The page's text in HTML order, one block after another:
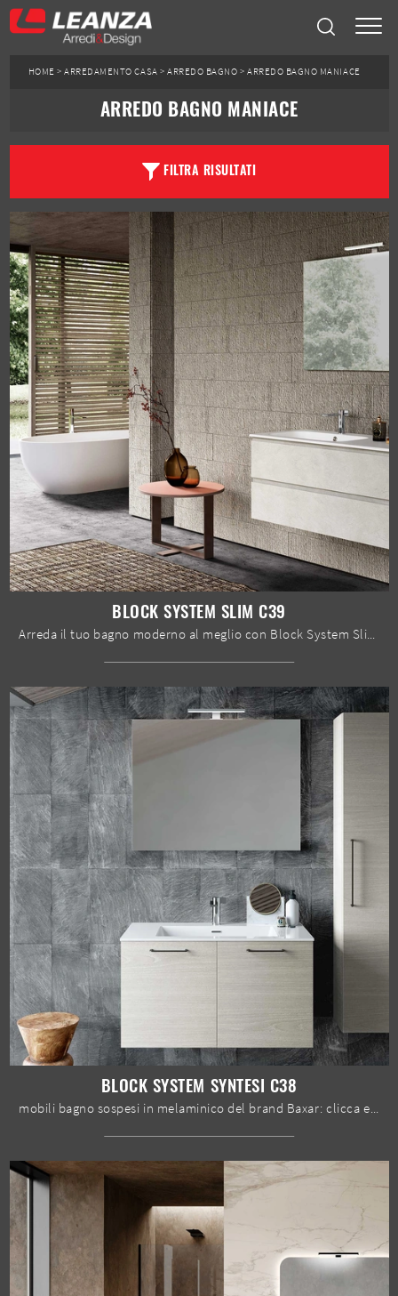
HOME >ARREDAMENTO CASA >ARREDO BAGNO >ARREDO BAGNO MANIACE
ARREDO BAGNO MANIACE
FILTRA RISULTATI
BLOCK SYSTEM SLIM C39
Arreda il tuo bagno moderno al meglio con Block System Slim C39, mobili bagno sospesi e oggetti in melaminico di Baxar.
BLOCK SYSTEM SYNTESI C38
mobili bagno sospesi in melaminico del brand Baxar: clicca e scopri l'arredo bagno moderno Block System Syntesi C38 per il tuo bagno.